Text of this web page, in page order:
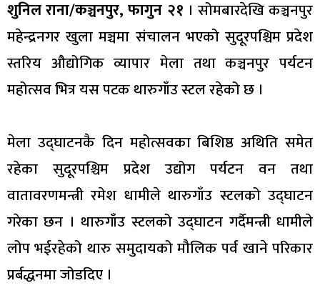
शुनिल राना/कञ्चनपुर, फागुन २१ । सोमबारदेखि कञ्चनपुर
महेन्द्रनगर खुला मञ्चमा संचालन भएको सुदूरपश्चिम प्रदेश
स्तरिय औद्योगिक व्यापार मेला तथा कञ्चनपुर पर्यटन
महोत्सव भित्र यस पटक थारुगाँउ स्टल रहेको छ ।
मेला उद्घाटनकै दिन महोत्सवका बिशिष्ठ अथिति समेत
रहेका सुदूरपश्चिम प्रदेश उद्योग पर्यटन वन तथा
वातावरणमन्त्री रमेश धामीले थारुगाँउ स्टलको उद्घाटन
गरेका छन । थारुगाँउ स्टलको उद्घाटन गर्दैमन्त्री धामीले
लोप भईरहेको थारु समुदायको मौलिक पर्व खाने परिकार
प्रर्बद्धनमा जोडदिए ।